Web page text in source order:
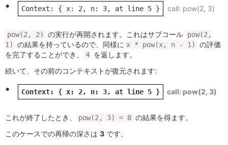
Context: { x: 2, n: 3, at line 5 } pow(2, 3)
pow(2, 2) の実行が再開されます。これはサブコール pow(2,
1)
の結果を持っているので、同様に x * pow(x, n - 1)
の評価
を完了することができ、
4 を返します。
続いて、その前のコンテキストが復元されます:
Context: { x: 2, n: 3, at line 5 } pow(2, 3)
これが終了したとき、 pow(2, 3) = 8 の結果を得ます。
このケースでの再帰の深さは 3 です。